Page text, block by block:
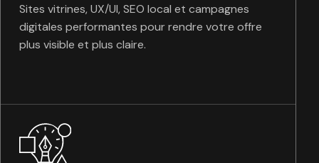
Sites vitrines, UX/UI, SEO local et campagnes
digitales performantes pour rendre votre offre
plus visible et plus claire.